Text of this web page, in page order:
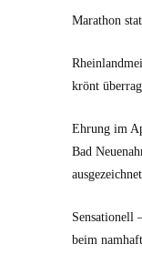
Marathon
krönt
Ehrung im
Bad
ausgezeichnet
Sensationell
beim